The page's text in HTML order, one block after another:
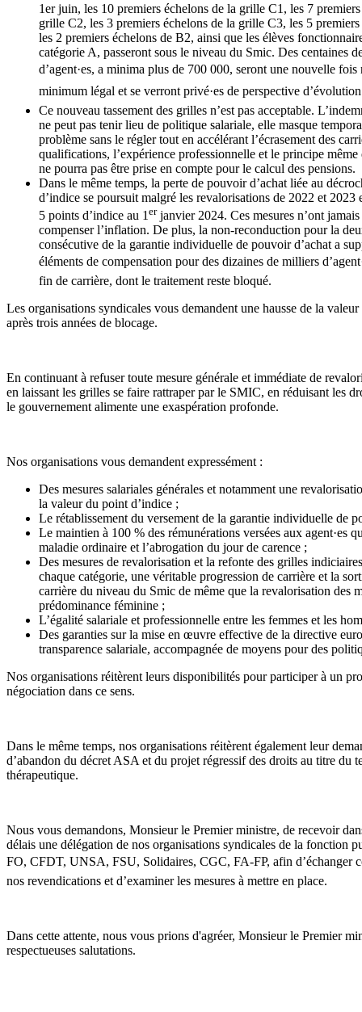
1er juin, les 10 premiers échelons de la grille C1, les 7
grille C2, les 3 premiers échelons de la grille C3, les 5
les 2 premiers échelons de B2, ainsi que les élèves
catégorie A, passeront sous le niveau du Smic. Des centaines
d’agent·es, a minima plus de 700 000, seront une nouvelle fois
minimum légal et se verront privé·es de perspective
Ce nouveau tassement des grilles n’est pas acceptable.
ne peut pas tenir lieu de politique salariale, elle masque
problème sans le régler tout en accélérant l’écrasement des
qualifications, l’expérience professionnelle et le principe
ne pourra pas être prise en compte pour le calcul des pensions.
Dans le même temps, la perte de pouvoir d’achat liée au
d’indice se poursuit malgré les revalorisations de 2022 et 2023
5 points d’indice au 1 erjanvier 2024. Ces mesures n’ont
compenser l’inflation. De plus, la non-reconduction pour la
consécutive de la garantie individuelle de pouvoir d’achat a
éléments de compensation pour des dizaines de milliers
fin de carrière, dont le traitement reste bloqué.
Les organisations syndicales vous demandent une hausse de la
après trois années de blocage.
En continuant à refuser toute mesure générale et immédiate de
en laissant les grilles se faire rattraper par le SMIC, en réduisant les
le gouvernement alimente une exaspération profonde.
Nos organisations vous demandent expressément :
Des mesures salariales générales et notamment une
la valeur du point d’indice ;
Le rétablissement du versement de la garantie individuelle de
Le maintien à 100 % des rémunérations versées aux agent·es
maladie ordinaire et l’abrogation du jour de carence ;
Des mesures de revalorisation et la refonte des grilles
chaque catégorie, une véritable progression de carrière et la
carrière du niveau du Smic de même que la revalorisation des
prédominance féminine ;
L’égalité salariale et professionnelle entre les femmes et les
Des garanties sur la mise en œuvre effective de la directive
transparence salariale, accompagnée de moyens pour des
Nos organisations réitèrent leurs disponibilités pour participer à un
négociation dans ce sens.
Dans le même temps, nos organisations réitèrent également leur
d’abandon du décret ASA et du projet régressif des droits au titre du
thérapeutique.
Nous vous demandons, Monsieur le Premier ministre, de recevoir
délais une délégation de nos organisations syndicales de la fonction
FO, CFDT, UNSA, FSU, Solidaires, CGC, FA-FP, afin d’échanger
nos revendications et d’examiner les mesures à mettre en place.
Dans cette attente, nous vous prions d'agréer, Monsieur le Premier
respectueuses salutations.